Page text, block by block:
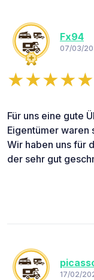
Fx94
07/03/
Für uns eine gute
Eigentümer waren
Wir haben uns für
der sehr gut
17/02/